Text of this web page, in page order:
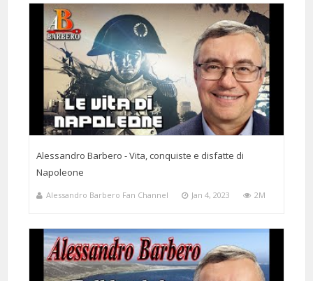
@valentinadimarco2707Said:
6 Months 21 Days 17 Hours 58 Minutes ago
Quanto vorrei 50 milioni di
Barbero in Italia e 7 miliardi nel mondo. Meraviglioso.
@micheleguidopiccinno1610
Finalmente un dibattito serio,
ancora ascoltare in un contesto mediatico
Alessandro Barbero - Vita, conquiste e disfatte di
Napoleone
Alessandro Barbero Fan Channel Jan 4, 2023 2M